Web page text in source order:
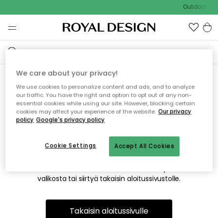
Outdoor
Emme valitettavasti löydä
etsimääsi sivua
Tämä voi johtua siitä, että sivua ei enää ole tai siitä, että se
on siirretty muualle. Pahoittelemme tästä mahdollisesti
valikosta tai siirtyä takaisin aloitussivustolle.
Takaisin aloitussivulle
We care about your privacy!
We use cookies to personalize content and ads, and to analyze
our traffic. You have the right and option to opt out of any non-
essential cookies while using our site. However, blocking certain
cookies may affect your experience of the website. Our privacy
policy Google's privacy policy
Accept All Cookies
Cookie Settings